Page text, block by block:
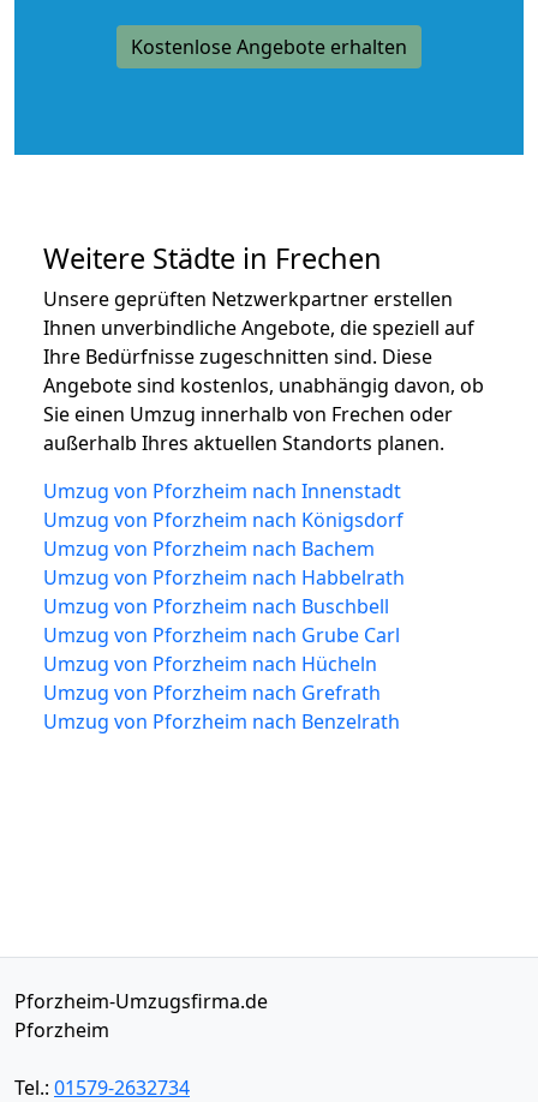
Kostenlose Angebote erhalten
Weitere Städte in Frechen
Unsere geprüften Netzwerkpartner erstellen
Ihnen unverbindliche Angebote, die speziell auf
Ihre Bedürfnisse zugeschnitten sind. Diese
Angebote sind kostenlos, unabhängig davon, ob
Sie einen Umzug innerhalb von Frechen oder
außerhalb Ihres aktuellen Standorts planen.
Umzug von Pforzheim nach Innenstadt
Umzug von Pforzheim nach Königsdorf
Umzug von Pforzheim nach Bachem
Umzug von Pforzheim nach Habbelrath
Umzug von Pforzheim nach Buschbell
Umzug von Pforzheim nach Grube Carl
Umzug von Pforzheim nach Hücheln
Umzug von Pforzheim nach Grefrath
Umzug von Pforzheim nach Benzelrath
Pforzheim-Umzugsfirma.de
Pforzheim
Tel.: 01579-2632734